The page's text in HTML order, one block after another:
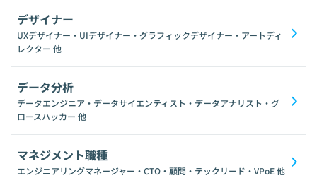
デザイナー
UXデザイナー・UIデザイナー・グラフィックデザイナー・アートディ
レクター 他
データ分析
データエンジニア・データサイエンティスト・データアナリスト・グ
ロースハッカー 他
マネジメント職種
エンジニアリングマネージャー・CTO・顧問・テックリード・VPoE他